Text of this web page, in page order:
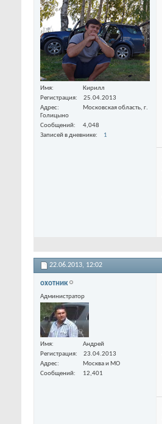
Имя
Кирилл
Регистрация
25.04.2013
Адрес
Московская область, г.
Голицыно
Сообщений
4,048
Записей в дневнике
1
22.06.2013, 12:02
охотник
Администратор
Имя
Андрей
Регистрация
23.04.2013
Адрес
Москва и МО
Сообщений
12,401